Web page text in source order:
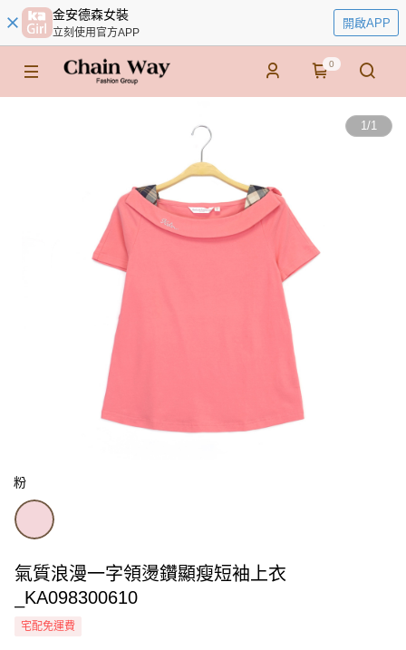
金安德森女裝
立刻使用官方APP
開啟APP
0
1/1
粉
氣質浪漫一字領燙鑽顯瘦短袖上衣
_KA098300610
宅配免運費